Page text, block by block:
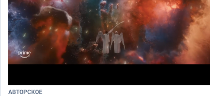
АВТОРСКОЕ